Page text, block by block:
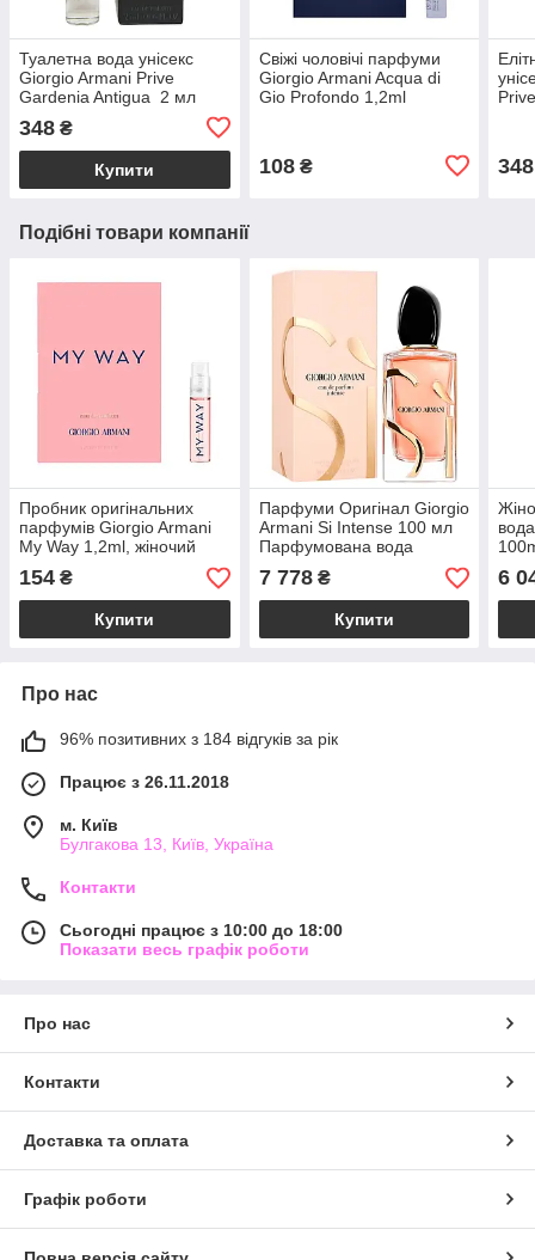
Туалетна вода унісекс
Giorgio Armani Prive
Gardenia Antigua 2 мл
дерев'яно-мускусний
аромат
348 ₴
Купити
Свіжі чоловічі парфуми
Giorgio Armani Acqua di
Gio Profondo 1,2ml
108₴ 348
Подібні товари компанії
Пробник оригінальних
парфумів Giorgio Armani
My Way 1,2ml, жіночий
спокусливий квітковий
аромат
154 ₴
Купити
Парфуми Оригінал Giorgio
Armani Si Intense 100 мл
Парфумована вода
7 778₴
Купити
6
Про нас
96% позитивних з 184 відгуків за рік
Працює з 26.11.2018
м. Київ
Булгакова 13, Київ, Україна
Контакти
Сьогодні працює з 10:00 до 18:00
Показати весь графік роботи
Про нас
Контакти
Доставка та оплата
Графік роботи